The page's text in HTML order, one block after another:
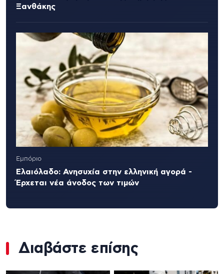
Ξανθάκης
Εμπόριο
Ελαιόλαδο: Ανησυχία στην ελληνική αγορά -
Έρχεται νέα άνοδος των τιμών
Διαβάστε επίσης